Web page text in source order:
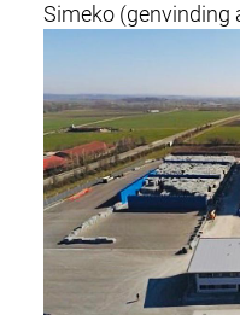
Simeko (genvinding